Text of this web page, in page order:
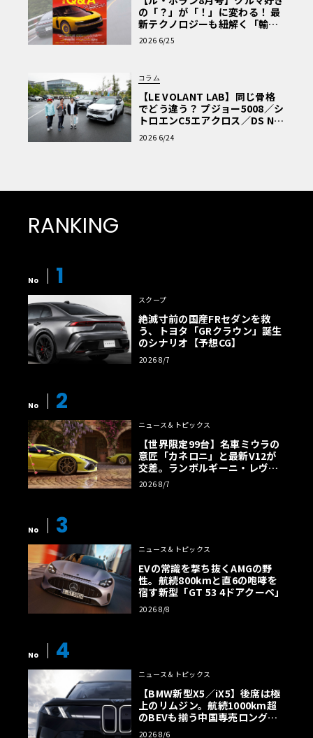
の「？」が「！」に変わる！ 最
新テクノロジーも紐解く「輸入
車Q&A」
2026 6/25
コラム
【LE VOLANT LAB】同じ骨格
でどう違う？ プジョー5008／シ
トロエンC5エアクロス／DS Nº4
読者一気乗りレポート
2026 6/24
RANKING
No 1
スクープ
絶滅寸前の国産FRセダンを救
う、トヨタ「GRクラウン」誕生
のシナリオ【予想CG】
2026 8/7
No 2
ニュース＆トピックス
【世界限定99台】名車ミウラの
意匠「カネロニ」と最新V12が
交差。ランボルギーニ・レヴエ
ルトに60周年記念車が登場
2026 8/7
No 3
ニュース＆トピックス
EVの常識を撃ち抜くAMGの野
性。航続800kmと直6の咆哮を
宿す新型「GT 53 4ドアクーペ」
2026 8/8
No 4
ニュース＆トピックス
【BMW新型X5／iX5】後席は極
上のリムジン。航続1000km超
のBEVも揃う中国専売ロング仕
様の全貌
2026 8/6